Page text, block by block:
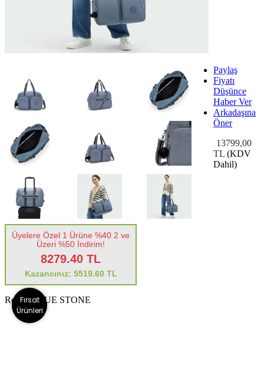
Paylaş
Fiyatı
Düşünce
Haber Ver
Arkadaşına
Öner
13799,00
TL (KDV
Dahil)
Üyelere Özel 1 Ürüne %40 2 ve
Üzeri %50 İndirim!
8279.40 TL
Kazancınız: 5519.60 TL
Renk : BLUE STONE
Fırsat
Ürünleri